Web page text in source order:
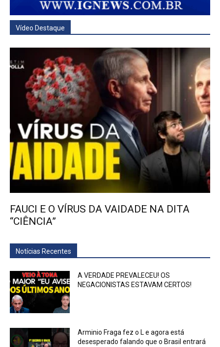
Vídeo Destaque
FAUCI E O VÍRUS DA VAIDADE NA DITA
“CIÊNCIA”
Notícias Recentes
A VERDADE PREVALECEU! OS
NEGACIONISTAS ESTAVAM CERTOS!
Arminio Fraga fez o L e agora está
desesperado falando que o Brasil entrará